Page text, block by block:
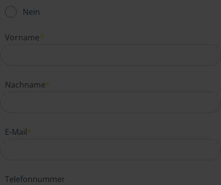
Nein
Vorname*
Nachname*
E-Mail*
Telefonnummer